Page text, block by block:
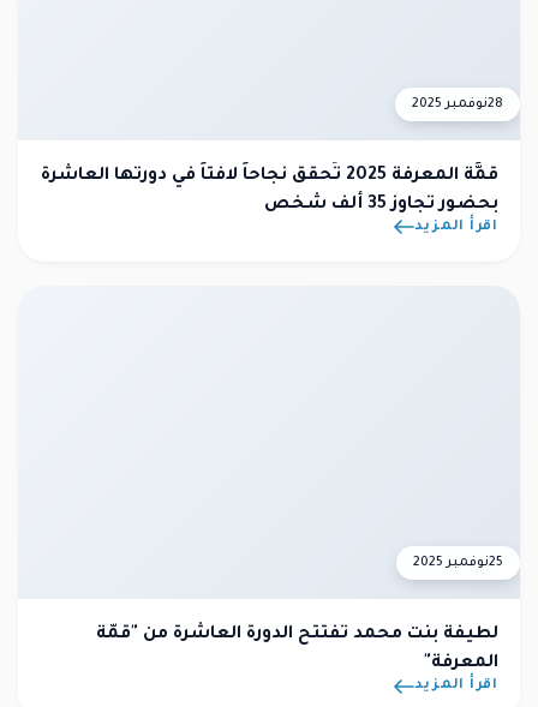
28نوفمبر 2025
قمَّة المعرفة 2025 تُحقق نجاحاً لافتاً في دورتها العاشرة
بحضور تجاوز 35 ألف شخص
اقرأ المزيد
25نوفمبر 2025
لطيفة بنت محمد تفتتح الدورة العاشرة من "قمّة
المعرفة"
اقرأ المزيد